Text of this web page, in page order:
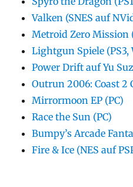
Valken (SNES auf
Metroid Zero Mission
Lightgun Spiele (PS3,
Power Drift auf Yu
Outrun 2006: Coast 2
Mirrormoon EP (PC)
Race the Sun (PC)
Bumpy’s Arcade
Fire & Ice (NES auf